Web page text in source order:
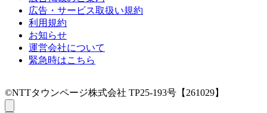
広告・サービス取扱い規約
利用規約
お知らせ
運営会社について
緊急時はこちら
©NTTタウンページ株式会社 TP25-193号【261029】